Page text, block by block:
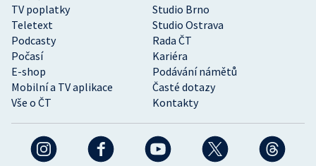
TV poplatky
Studio Brno
Teletext
Studio Ostrava
Podcasty
Rada ČT
Počasí
Kariéra
E-shop
Podávání námětů
Mobilní a TV aplikace
Časté dotazy
Vše o ČT
Kontakty